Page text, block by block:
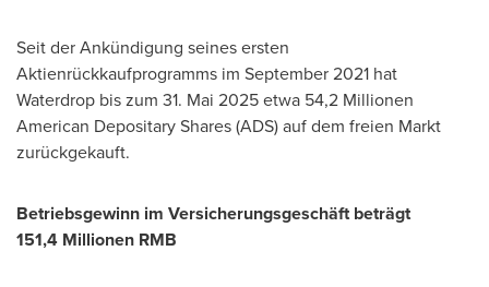
Seit der Ankündigung seines ersten
Aktienrückkaufprogramms im September 2021 hat
Waterdrop bis zum 31. Mai 2025 etwa 54,2 Millionen
American Depositary Shares (ADS) auf dem freien Markt
zurückgekauft.
Betriebsgewinn im Versicherungsgeschäft beträgt
151,4 Millionen RMB